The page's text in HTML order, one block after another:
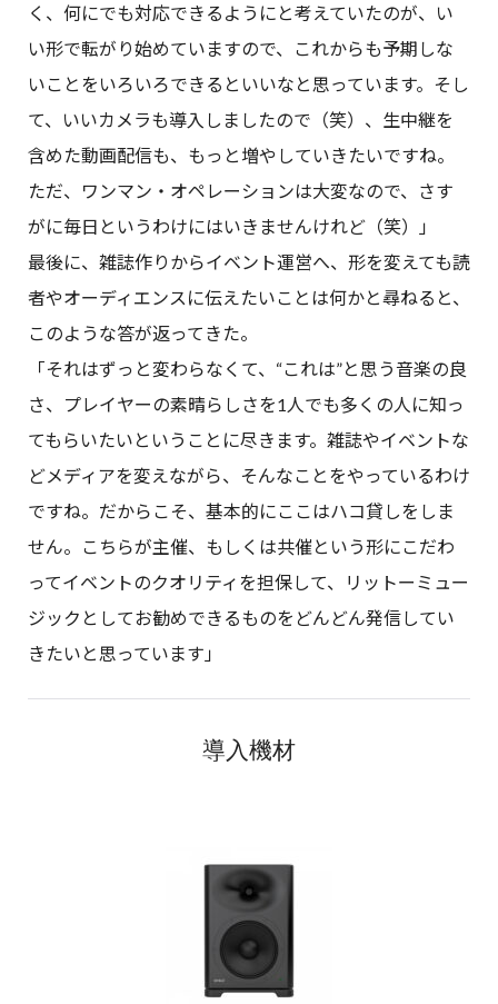
く、何にでも対応できるようにと考えていたのが、い
い形で転がり始めていますので、これからも予期しな
いことをいろいろできるといいなと思っています。そし
て、いいカメラも導入しましたので（笑）、生中継を
含めた動画配信も、もっと増やしていきたいですね。
ただ、ワンマン・オペレーションは大変なので、さす
がに毎日というわけにはいきませんけれど（笑）」
最後に、雑誌作りからイベント運営へ、形を変えても読
者やオーディエンスに伝えたいことは何かと尋ねると、
このような答が返ってきた。
「それはずっと変わらなくて、“これは”と思う音楽の良
さ、プレイヤーの素晴らしさを1人でも多くの人に知っ
てもらいたいということに尽きます。雑誌やイベントな
どメディアを変えながら、そんなことをやっているわけ
ですね。だからこそ、基本的にここはハコ貸しをしま
せん。こちらが主催、もしくは共催という形にこだわ
ってイベントのクオリティを担保して、リットーミュー
ジックとしてお勧めできるものをどんどん発信してい
きたいと思っています」
導入機材